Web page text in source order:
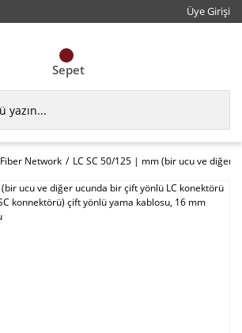
Üye Girişi
Sepet
Fiber Network LC SC 50/125 | mm (bir ucu ve diğer